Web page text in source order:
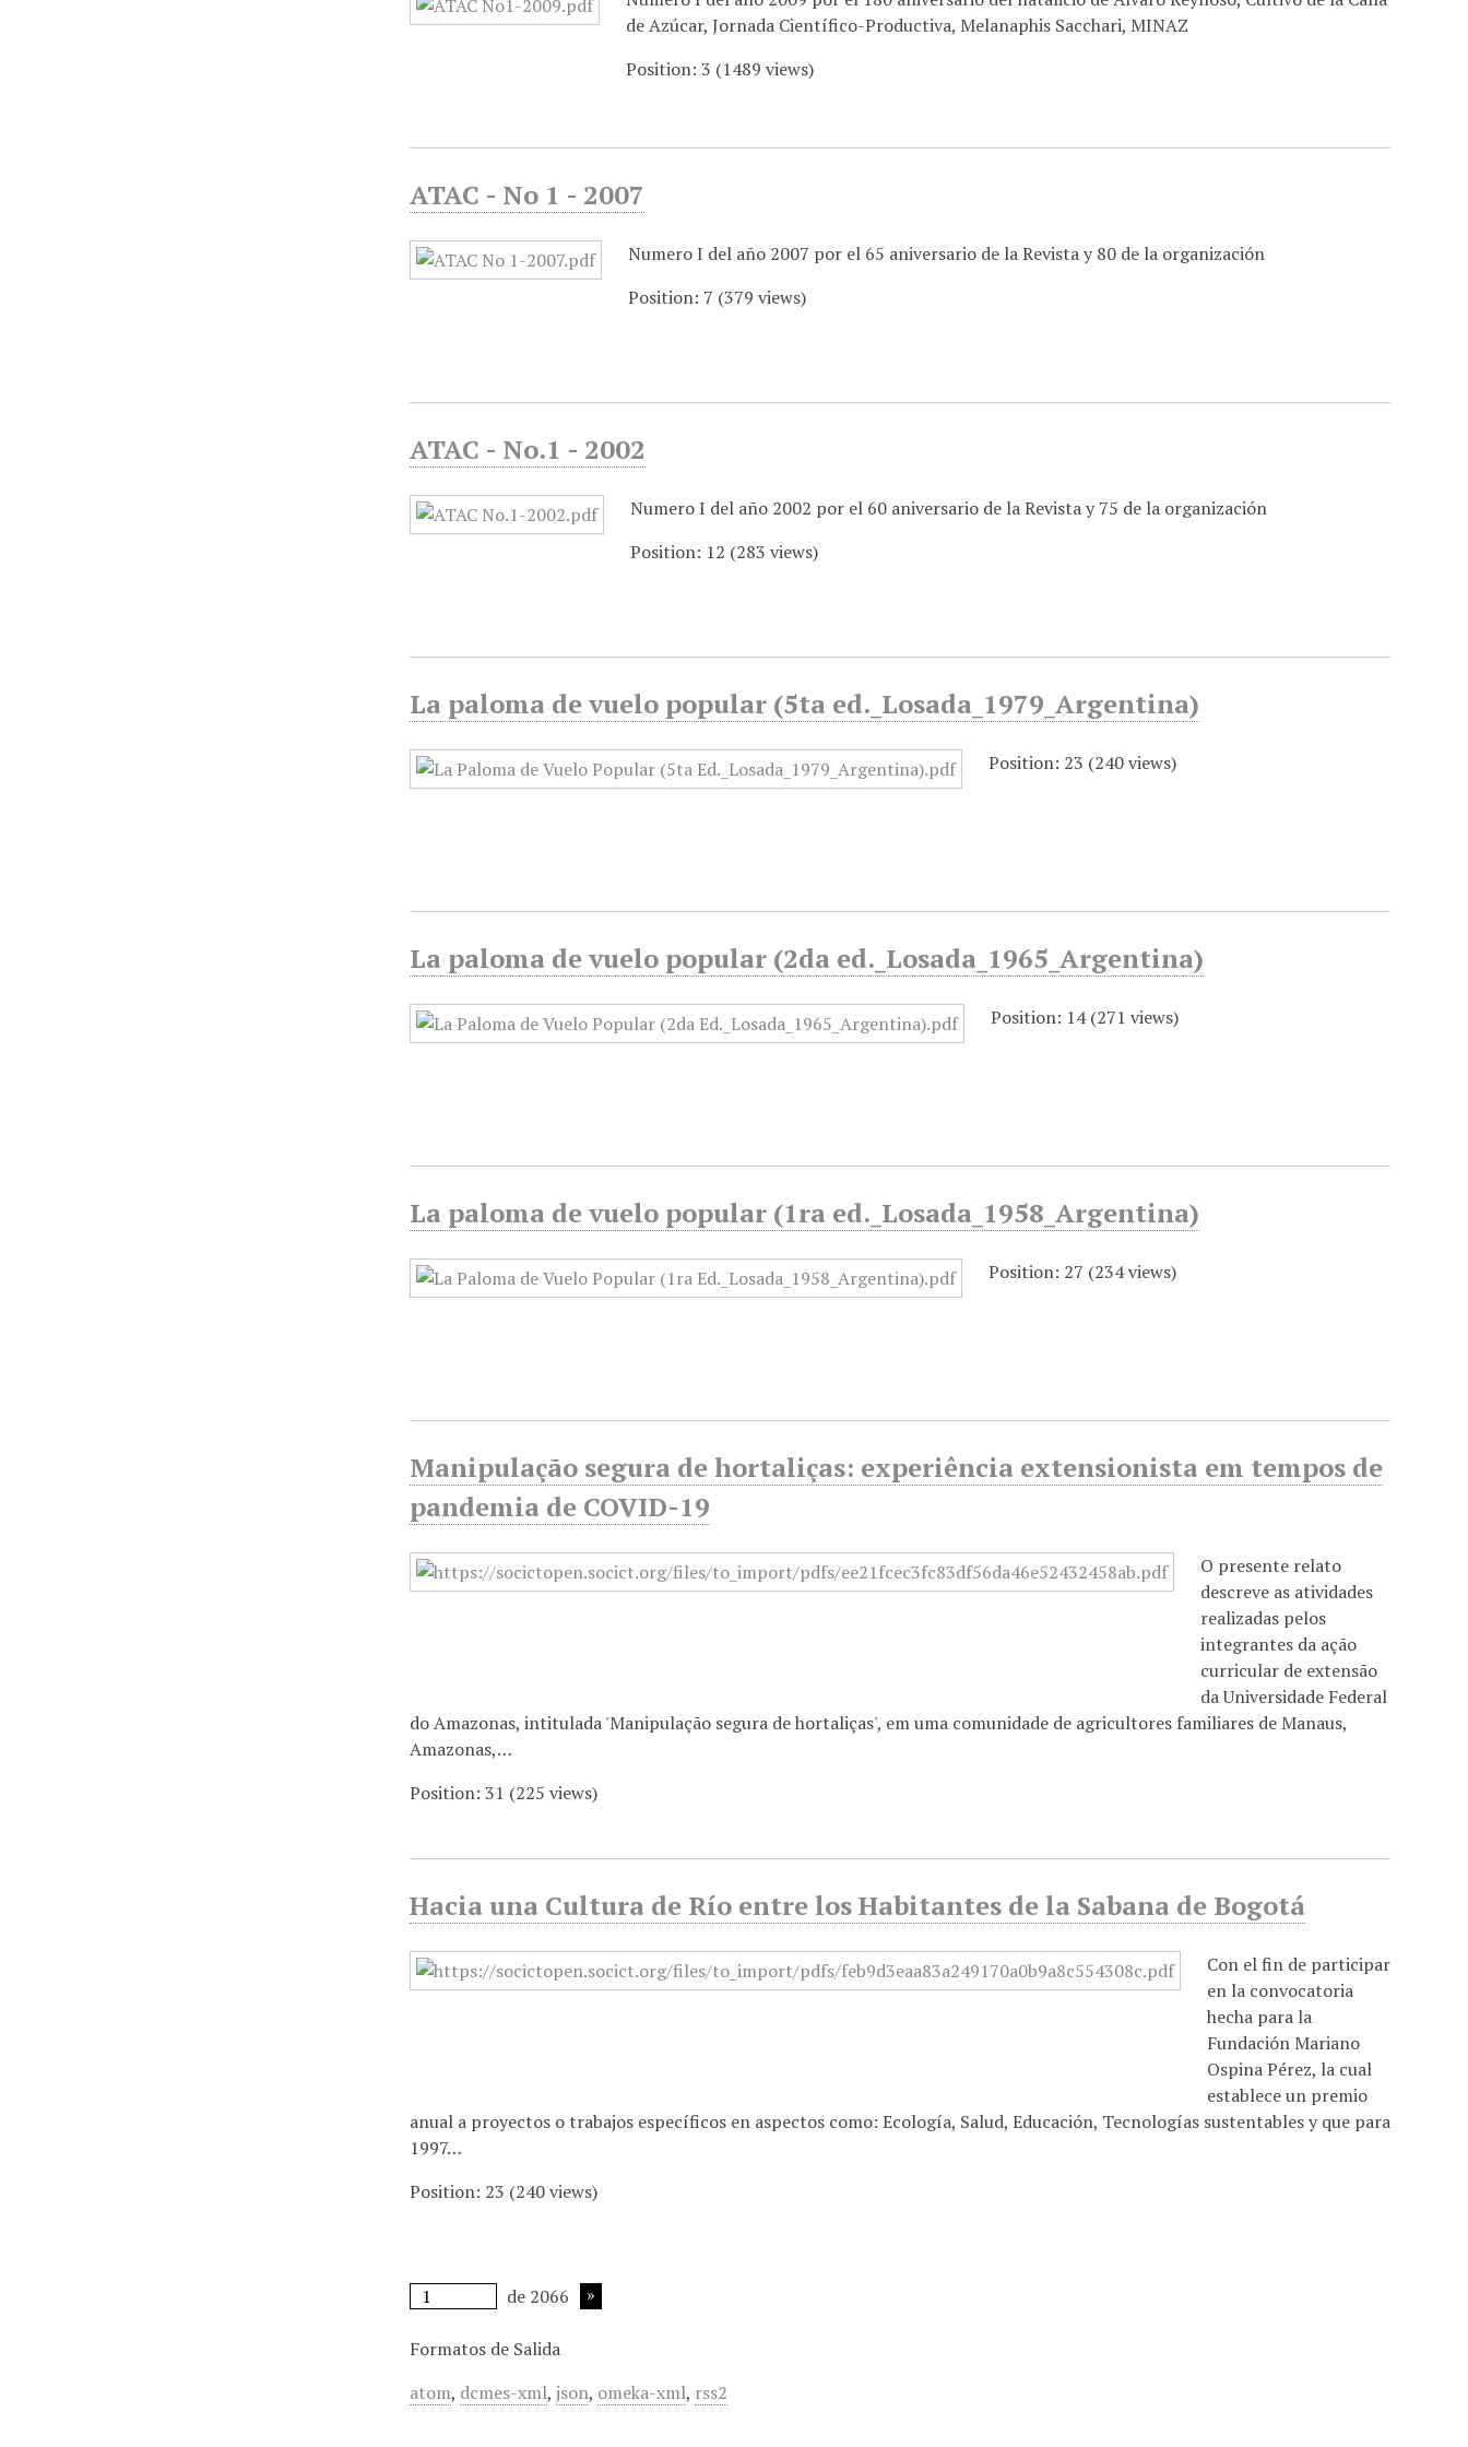
de Azúcar, Jornada Científico-Productiva, Melanaphis Sacchari, MINAZ
Position:3 (1489 views)
ATAC - No 1 - 2007
Numero I del año 2007 por el 65 aniversario de la Revista y 80 de la organización
Position: 7 (379 views)
ATAC - No.1 - 2002
Numero I del año 2002 por el 60 aniversario de la Revista y 75 de la organización
Position: 12 (283 views)
La paloma de vuelo popular (5ta ed._Losada_1979_Argentina)
Position: 23 (240views)
La paloma de vuelo popular (2da ed._Losada_1965_Argentina)
Position: 14(271 views)
La paloma de vuelo popular (1ra ed._Losada_1958_Argentina)
Position: 27 (234views)
Manipulação segura de hortaliças: experiência extensionista em tempos de
pandemia de COVID-19
O presente relato
descreve as atividades
realizadas pelos
integrantes da ação
curricular de extensão
da Universidade Federal
do Amazonas, intitulada 'Manipulação segura de hortaliças', em uma comunidade de agricultores familiares de Manaus,
Amazonas,…
Position:31 (225 views)
Hacia una Cultura de Río entre los Habitantes de la Sabana de Bogotá
Con el fin de participar
en la convocatoria
hecha para la
Fundación Mariano
Ospina Pérez, la cual
establece un premio
anual a proyectos o trabajos específicos en aspectos como: Ecología, Salud, Educación, Tecnologías sustentables y que para
1997…
Position: 23 (240views)
de 2066
Formatos de Salida
atom, dcmes-xml,json, omeka-xml, rss2